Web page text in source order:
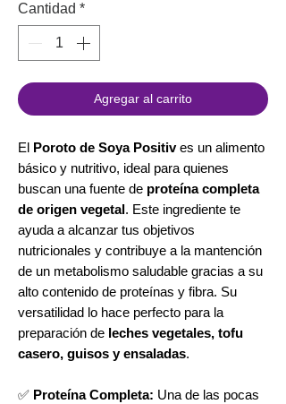
Cantidad *
Agregar al carrito
El Poroto de Soya Positives un alimento
básico y nutritivo, ideal para quienes
buscan una fuente de proteína completa
de origen vegetal. Este ingrediente te
ayuda a alcanzar tus objetivos
nutricionales y contribuye a la mantención
de un metabolismo saludable gracias a su
alto contenido de proteínas y fibra. Su
versatilidad lo hace perfecto para la
preparación de leches vegetales, tofu
casero, guisos y ensaladas.
✅ Proteína Completa: Una de las pocas